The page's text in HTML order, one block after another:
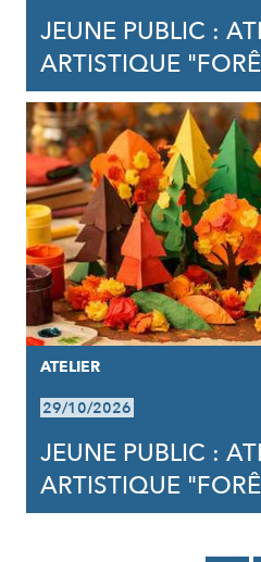
JEUNE PUBLIC :
ARTISTIQUE
ATELIER
29/10/2026
JEUNE PUBLIC :
ARTISTIQUE